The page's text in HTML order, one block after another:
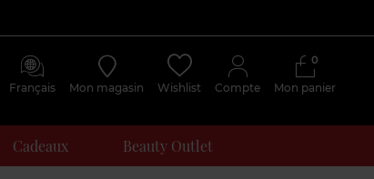
Français Mon magasin Wishlist Compte Mon panier
0
Cadeaux Beauty Outlet